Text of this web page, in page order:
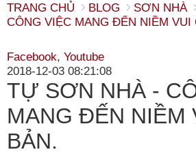
TRANG CHỦ BLOG SƠN NHÀ
CÔNG VIỆC MANG ĐẾN NIỀM VUI
Facebook, Youtube
2018-12-03 08:21:08
TỰ SƠN NHÀ -
MANG ĐẾN NIỀM
BẢN.